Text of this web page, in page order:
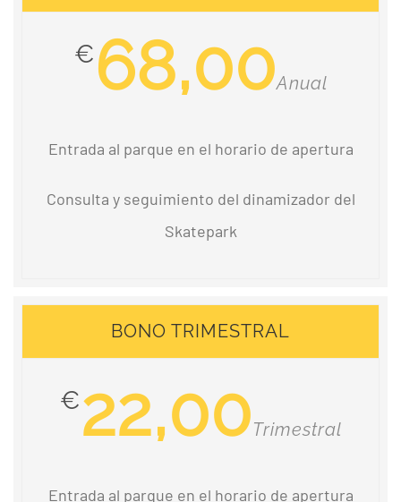
€68,00Anual
Entrada al parque en el horario de apertura
Consulta y seguimiento del dinamizador del
Skatepark
BONO TRIMESTRAL
€22,00Trimestral
Entrada al parque en el horario de apertura